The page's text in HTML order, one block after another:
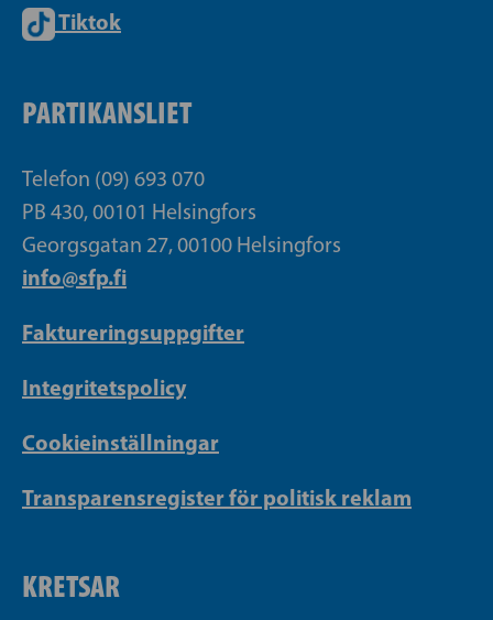
Tiktok
PARTIKANSLIET
Telefon (09) 693 070
PB 430, 00101 Helsingfors
Georgsgatan 27, 00100 Helsingfors
info@sfp.fi
Faktureringsuppgifter
Integritetspolicy
Cookieinställningar
Transparensregister för politisk reklam
KRETSAR